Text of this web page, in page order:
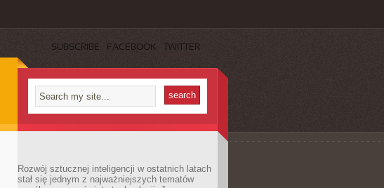
SUBSCRIBE FACEBOOK TWITTER
Rozwój sztucznej inteligencji w ostatnich latach
stał się jednym z najważniejszych tematów